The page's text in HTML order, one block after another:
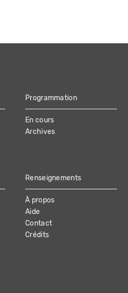
Programmation
En cours
Archives
Renseignements
À propos
Aide
Contact
Crédits